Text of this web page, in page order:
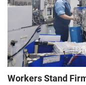
Workers Stand